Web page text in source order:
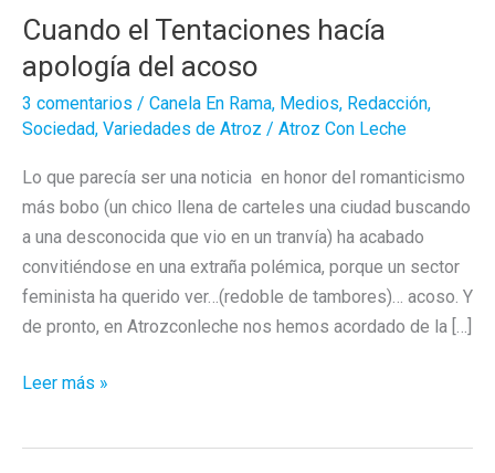
Cuando el Tentaciones hacía
apología del acoso
3 comentarios / Canela En Rama, Medios, Redacción,
Sociedad, Variedades de Atroz / Atroz Con Leche
Lo que parecía ser una noticia en honor del romanticismo
más bobo (un chico llena de carteles una ciudad buscando
a una desconocida que vio en un tranvía) ha acabado
convitiéndose en una extraña polémica, porque un sector
feminista ha querido ver…(redoble de tambores)… acoso. Y
de pronto, en Atrozconleche nos hemos acordado de la […]
Cuando
Leer más »